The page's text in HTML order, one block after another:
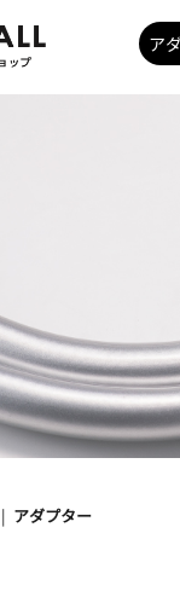
| アダプター